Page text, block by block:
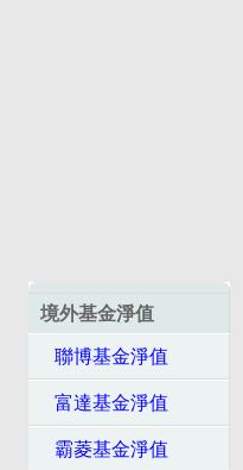
境外基金淨值
聯博基金淨值
富達基金淨值
霸菱基金淨值